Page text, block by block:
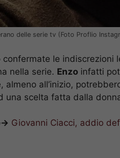
delle serie tv (Foto Proflio
confermate le indiscrezioni
nella serie. Enzo infatti
almeno all’inizio,
una scelta fatta dalla
> Giovanni Ciacci, addio